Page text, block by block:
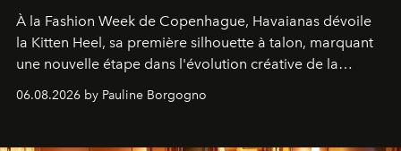
À la Fashion Week de Copenhague, Havaianas dévoile
la Kitten Heel, sa première silhouette à talon, marquant
une nouvelle étape dans l'évolution créative de la
06.08.2026 by Pauline Borgogno